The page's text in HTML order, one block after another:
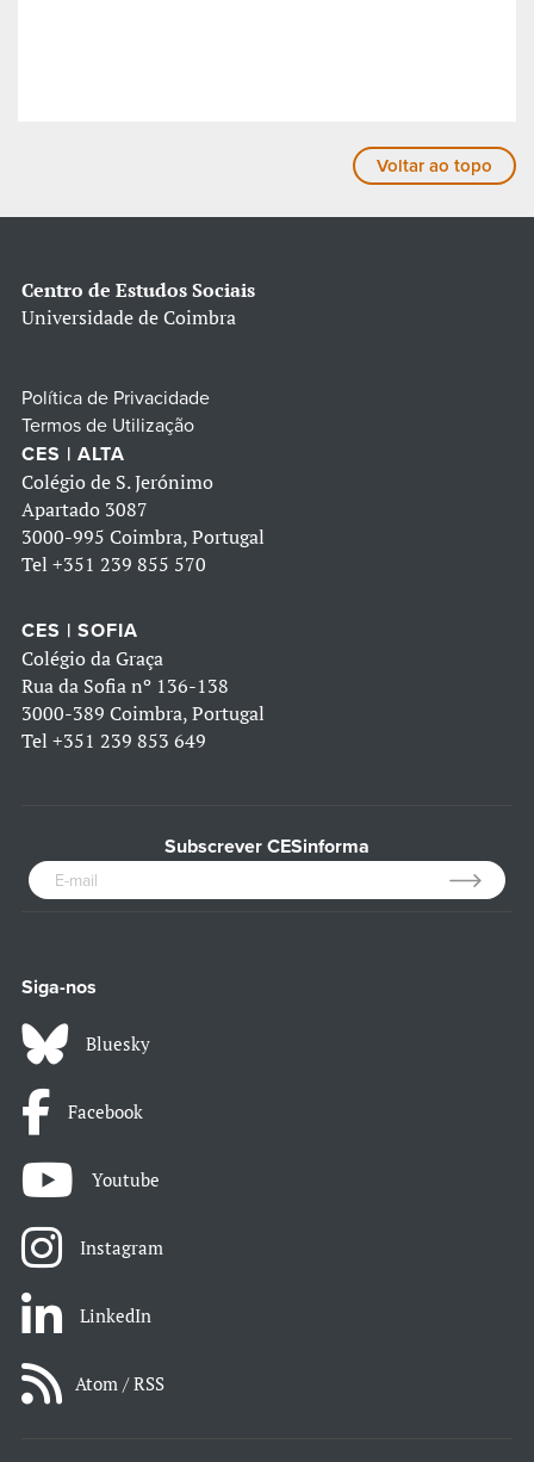
Voltar ao topo
Centro de Estudos Sociais
Universidade de Coimbra
Política de Privacidade
Termos de Utilização
CES | ALTA
Colégio de S. Jerónimo
Apartado 3087
3000-995 Coimbra, Portugal
Tel +351 239 855 570
CES | SOFIA
Colégio da Graça
Rua da Sofia nº 136-138
3000-389 Coimbra, Portugal
Tel +351 239 853 649
Subscrever CESinforma
Siga-nos
Bluesky
Facebook
Youtube
Instagram
LinkedIn
Atom / RSS